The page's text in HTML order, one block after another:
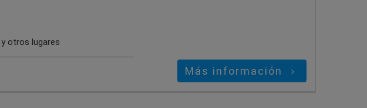
y otros lugares
Más información